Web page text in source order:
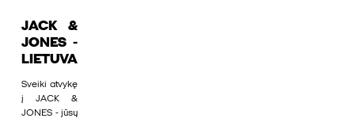
JACK &
JONES -
LIETUVA
Sveiki atvykę
į JACK &
JONES - jūsų